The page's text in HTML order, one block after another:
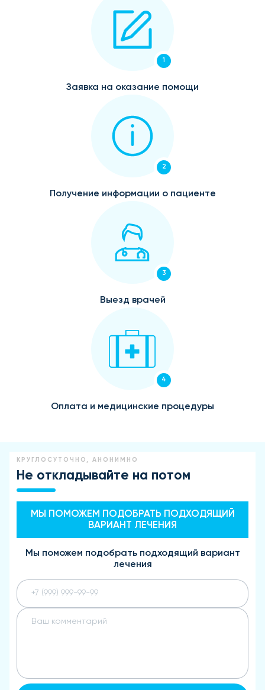
1
Заявка на оказание помощи
2
Получение информации о пациенте
3
Выезд врачей
4
Оплата и медицинские процедуры
КРУГЛОСУТОЧНО, АНОНИМНО
Не откладывайте на потом
МЫ ПОМОЖЕМ ПОДОБРАТЬ ПОДХОДЯЩИЙ
ВАРИАНТ ЛЕЧЕНИЯ
Мы поможем подобрать подходящий вариант
лечения